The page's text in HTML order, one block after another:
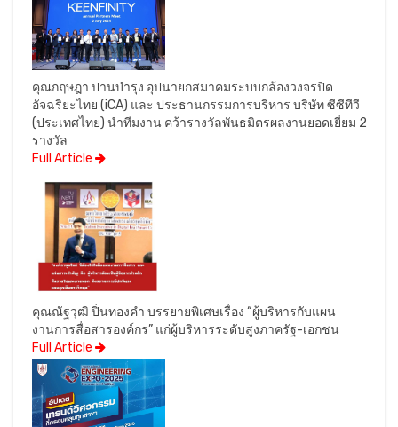
คุณกฤษฎา ปานบำรุง อุปนายกสมาคมระบบกล้องวงจรปิด
อัจฉริยะไทย (iCA) และ ประธานกรรมการบริหาร บริษัท ซีซีทีวี
(ประเทศไทย) นำทีมงาน คว้ารางวัลพันธมิตรผลงานยอดเยี่ยม 2
รางวัล
Full Article
คุณณัฐวุฒิ ปิ่นทองคำ บรรยายพิเศษเรื่อง “ผู้บริหารกับแผน
งานการสื่อสารองค์กร” แก่ผู้บริหารระดับสูงภาครัฐ-เอกชน
Full Article